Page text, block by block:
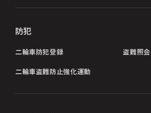
防犯
二輪車防犯登録 盗難照会
二輪車盗難防止強化運動